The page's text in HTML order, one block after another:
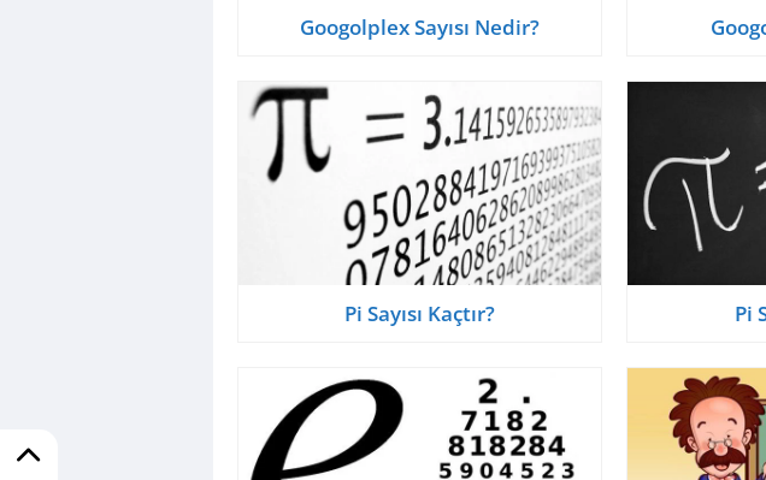
Googolplex Sayısı Nedir?
Pi Sayısı Kaçtır? Pi